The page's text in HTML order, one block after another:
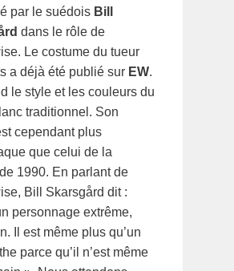
par le suédois Bill
dans le rôle de
Le costume du tueur
a déjà été publié sur EW.
le style et les couleurs du
traditionnel. Son
cependant plus
que celui de la
1990. En parlant de
Bill Skarsgård dit :
personnage extrême,
Il est même plus qu’un
parce qu’il n’est même